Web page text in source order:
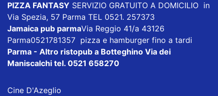
PIZZA FANTASY SERVIZIO GRATUITO A DOMICILIO in
Via Spezia, 57 Parma TEL 0521. 257373
Jamaica pub parmaVia Reggio 41/a 43126
Parma0521781357 pizza e hamburger fino a tardi
Parma - Altro ristopub a Botteghino Via dei
Maniscalchi tel. 0521 658270
Cine D'Azeglio